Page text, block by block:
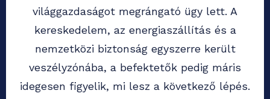
világgazdaságot megrángató ügy lett. A
kereskedelem, az energiaszállítás és a
nemzetközi biztonság egyszerre került
veszélyzónába, a befektetők pedig máris
idegesen figyelik, mi lesz a következő lépés.